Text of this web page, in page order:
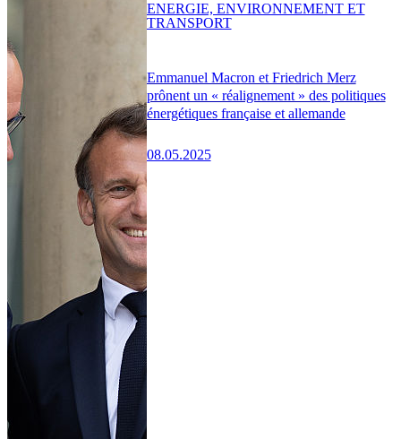
Emmanuel Macron et Friedrich Merz
prônent un « réalignement » des politiques
énergétiques française et allemande
08.05.2025
ENERGIE, ENVIRONNEMENT ET
TRANSPORT